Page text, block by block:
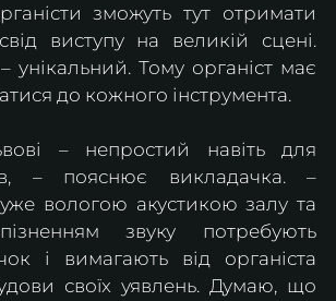
зможуть тут отримати
виступу на великій сцені.
унікальний. Тому органіст має
до кожного інструмента.
– непростий навіть для
– пояснює викладачка. –
вологою акустикою залу та
звуку потребують
і вимагають від органіста
своїх уявлень. Думаю, що